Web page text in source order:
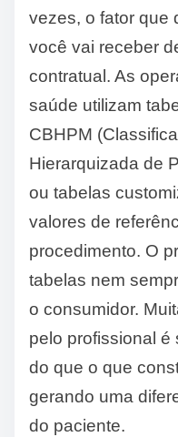
vezes, o fator que
você vai receber
contratual. As
saúde utilizam
CBHPM
Hierarquizada de
ou tabelas
valores de
procedimento. O
tabelas nem
o consumidor.
pelo profissional é
do que o que
gerando uma
do paciente.